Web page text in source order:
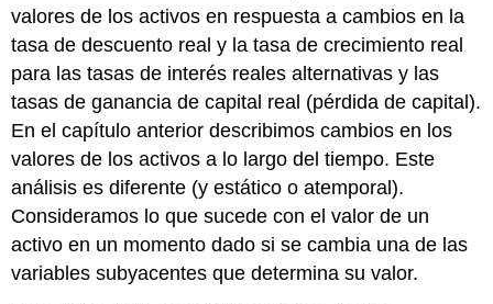
valores de los activos en respuesta a cambios en la
tasa de descuento real y la tasa de crecimiento real
para las tasas de interés reales alternativas y las
tasas de ganancia de capital real (pérdida de capital).
En el capítulo anterior describimos cambios en los
valores de los activos a lo largo del tiempo. Este
análisis es diferente (y estático o atemporal).
Consideramos lo que sucede con el valor de un
activo en un momento dado si se cambia una de las
variables subyacentes que determina su valor.